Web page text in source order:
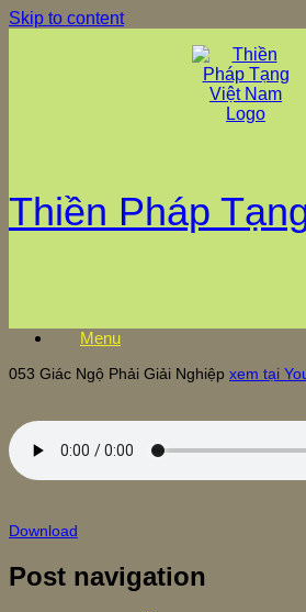
Skip to content
Thiền Pháp
Menu
053 Giác Ngộ Phải Giải Nghiệp xem tại
Download
Post navigation